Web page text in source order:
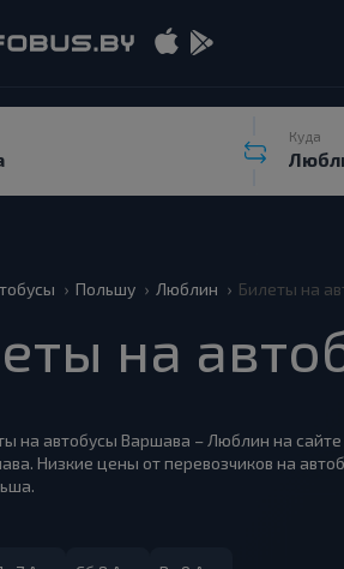
Куда
Польшу Люблин Билеты на
на
на автобусы Варшава – Люблин на сайте
Низкие цены от перевозчиков на